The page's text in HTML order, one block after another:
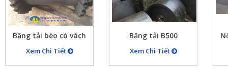
Băng tải bèo có vách
ngăn
Xem Chi Tiết
Băng tải B500
Xem Chi Tiết